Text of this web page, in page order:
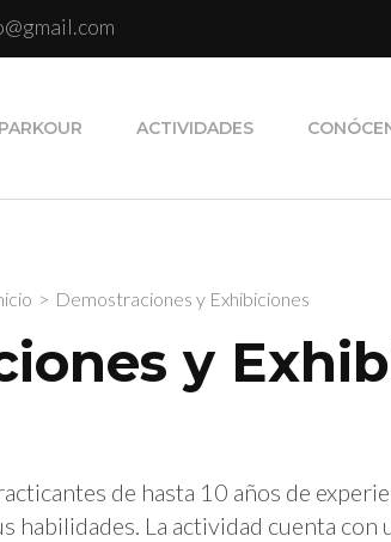
PARKOUR ACTIVIDADES
> Demostraciones y Exhibiciones
y
de hasta 10 años de
habilidades. La actividad cuenta con